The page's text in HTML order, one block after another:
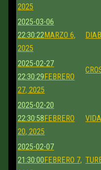
2025
2025-03-06
22:30:22MARZO 6,
2025
2025-02-27
22:30:29 FEBRERO
27, 2025
2025-02-20
22:30:58 FEBRERO
20, 2025
2025-02-07
21:30:00 FEBRERO 7,